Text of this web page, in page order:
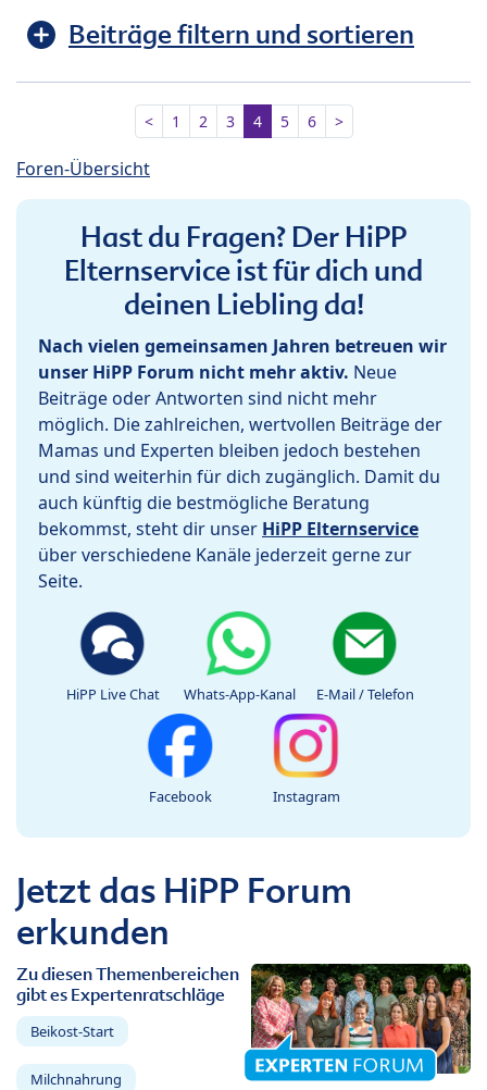
Beiträge filtern und sortieren
< 1 2 3 4 5 6 >
Foren-Übersicht
Hast du Fragen? Der HiPP
Elternservice ist für dich und
deinen Liebling da!
Nach vielen gemeinsamen Jahren betreuen wir
unser HiPP Forum nicht mehr aktiv. Neue
Beiträge oder Antworten sind nicht mehr
möglich. Die zahlreichen, wertvollen Beiträge der
Mamas und Experten bleiben jedoch bestehen
und sind weiterhin für dich zugänglich. Damit du
auch künftig die bestmögliche Beratung
bekommst, steht dir unser HiPP Elternservice
über verschiedene Kanäle jederzeit gerne zur
Seite.
HiPP Live Chat Whats-App-Kanal E-Mail / Telefon
Facebook Instagram
Jetzt das HiPP Forum
erkunden
Zu diesen Themenbereichen
gibt es Expertenratschläge
Beikost-Start
Milchnahrung